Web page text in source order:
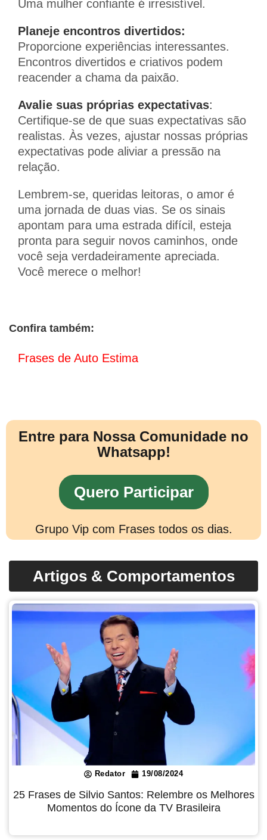
Uma mulher confiante é irresistível.
Planeje encontros divertidos:
Proporcione experiências interessantes.
Encontros divertidos e criativos podem
reacender a chama da paixão.
Avalie suas próprias expectativas:
Certifique-se de que suas expectativas são
realistas. Às vezes, ajustar nossas próprias
expectativas pode aliviar a pressão na
relação.
Lembrem-se, queridas leitoras, o amor é
uma jornada de duas vias. Se os sinais
apontam para uma estrada difícil, esteja
pronta para seguir novos caminhos, onde
você seja verdadeiramente apreciada.
Você merece o melhor!
Confira também:
Frases de Auto Estima
Entre para Nossa Comunidade no
Whatsapp!
Quero Participar
Grupo Vip com Frases todos os dias.
Artigos & Comportamentos
Redator 19/08/2024
25 Frases de Silvio Santos: Relembre os Melhores
Momentos do Ícone da TV Brasileira